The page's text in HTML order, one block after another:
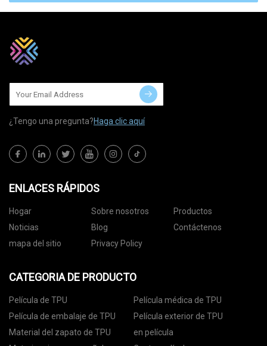
¿Tengo una pregunta?Haga clic aquí
ENLACES RÁPIDOS
Hogar Sobre nosotros
Productos
Noticias
Blog
Contáctenos
mapa del sitio
Privacy Policy
CATEGORIA DE PRODUCTO
Película de TPU
Película médica de TPU
Película de embalaje de TPU
Película exterior de TPU
Material del zapato de TPU
en película